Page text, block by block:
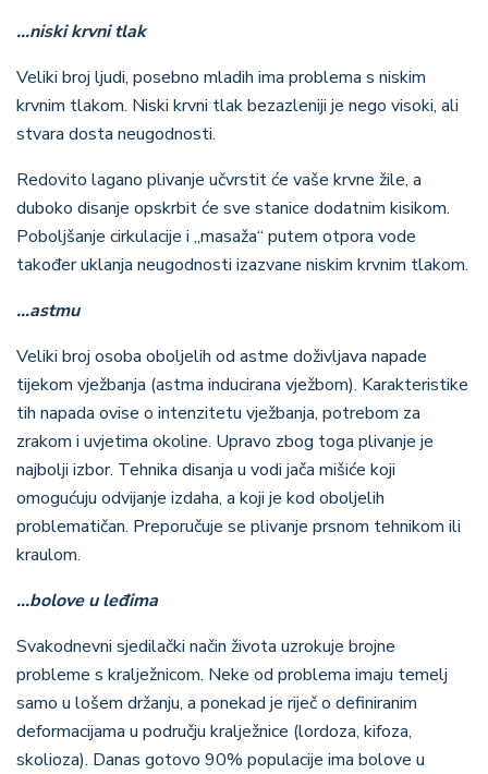
…niski krvni tlak
Veliki broj ljudi, posebno mladih ima problema s niskim
krvnim tlakom. Niski krvni tlak bezazleniji je nego visoki, ali
stvara dosta neugodnosti.
Redovito lagano plivanje učvrstit će vaše krvne žile, a
duboko disanje opskrbit će sve stanice dodatnim kisikom.
Poboljšanje cirkulacije i „masaža“ putem otpora vode
također uklanja neugodnosti izazvane niskim krvnim tlakom.
…astmu
Veliki broj osoba oboljelih od astme doživljava napade
tijekom vježbanja (astma inducirana vježbom). Karakteristike
tih napada ovise o intenzitetu vježbanja, potrebom za
zrakom i uvjetima okoline. Upravo zbog toga plivanje je
najbolji izbor. Tehnika disanja u vodi jača mišiće koji
omogućuju odvijanje izdaha, a koji je kod oboljelih
problematičan. Preporučuje se plivanje prsnom tehnikom ili
kraulom.
...bolove u leđima
Svakodnevni sjedilački način života uzrokuje brojne
probleme s kralježnicom. Neke od problema imaju temelj
samo u lošem držanju, a ponekad je riječ o definiranim
deformacijama u području kralježnice (lordoza, kifoza,
skolioza). Danas gotovo 90% populacije ima bolove u